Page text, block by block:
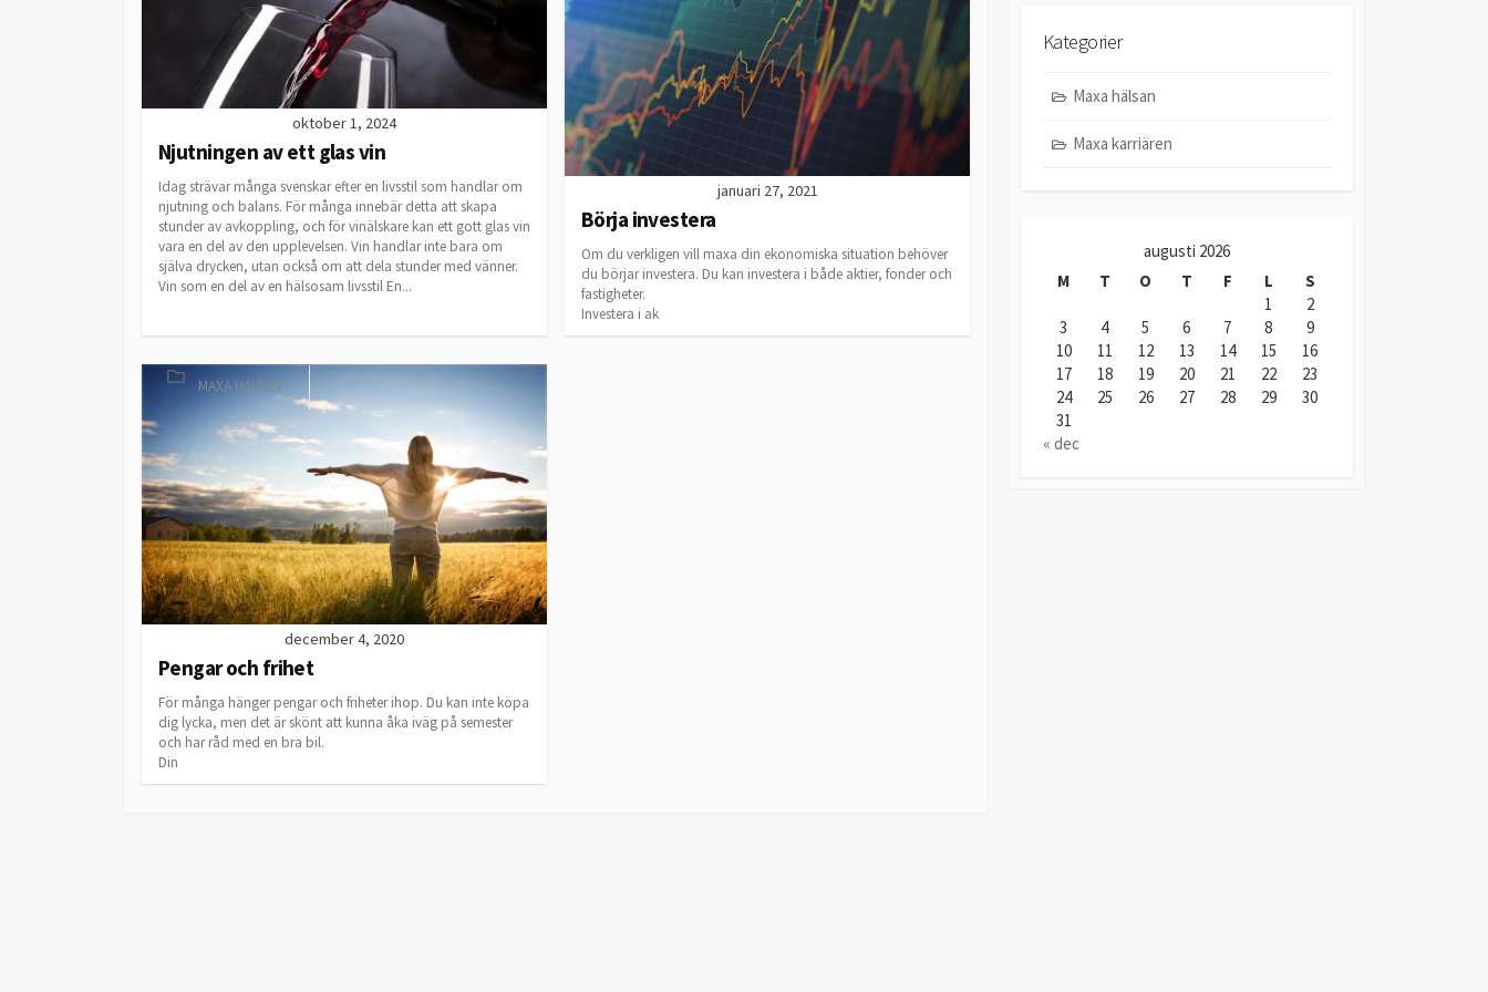
oktober 1, 2024
Njutningen av ett glas vin
Idag strävar många svenskar efter en livsstil som handlar om
njutning och balans. För många innebär detta att skapa
stunder av avkoppling, och för vinälskare kan ett gott glas vin
vara en del av den upplevelsen. Vin handlar inte bara om
själva drycken, utan också om att dela stunder med vänner.
Vin som en del av en hälsosam livsstil En...
januari 27, 2021
Börja investera
Om du verkligen vill maxa din ekonomiska situation behöver
du börjar investera. Du kan investera i både aktier, fonder och
fastigheter.
Investera i ak
december 4, 2020
Pengar och frihet
För många hänger pengar och friheter ihop. Du kan inte köpa
dig lycka, men det är skönt att kunna åka iväg på semester
och har råd med en bra bil.
Din
CATEGORIES
MAXA HÄLSAN
Kategorier
Maxa hälsan
Maxa karriären
augusti 2026
M
T O T F L
S
1
2
3
4 5 6 7 8
9
10
11 12 13 14 15
16
17
18 19 20 21 22
23
24
25 26 27 28 29
30
31
« dec